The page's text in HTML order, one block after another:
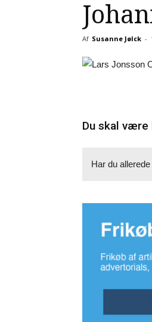
Af Susanne Jølck -
Du skal
Har du